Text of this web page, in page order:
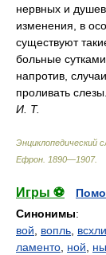
нервных и
изменения, в
существуют
больные
напротив,
проливать слезы.
И. Т.
Энциклопедический
Ефрон 1890—1907.
Игры ⚽
Синонимы:
вой
вопль
ламенто ной